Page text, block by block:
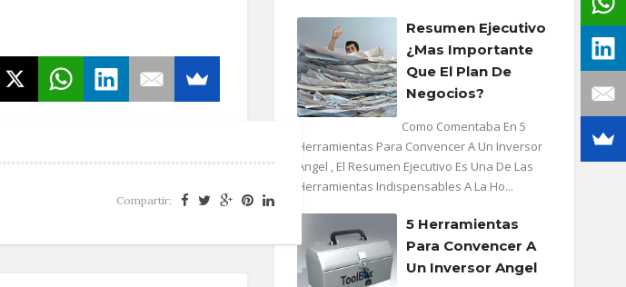
Compartir:
Resumen Ejecutivo
¿mas Importante
Que El Plan De
Negocios?
Como Comentaba En 5
Herramientas Para Convencer A Un Inversor
Angel , El Resumen Ejecutivo Es Una De Las
Herramientas Indispensables A La Ho...
5 Herramientas
Para Convencer A
Un Inversor Angel